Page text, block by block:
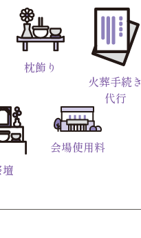
枕飾り
火葬手続き
代行
会場使用料